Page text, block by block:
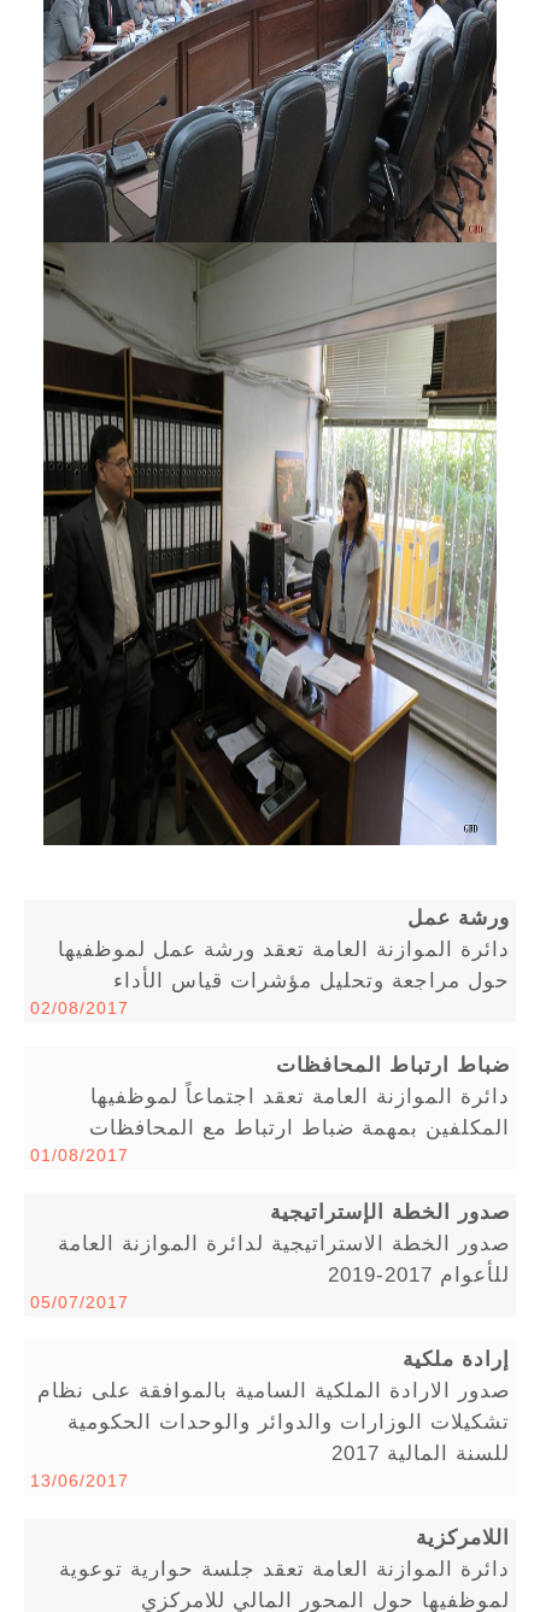
ورشة عمل
دائرة الموازنة العامة تعقد ورشة عمل لموظفيها
حول مراجعة وتحليل مؤشرات قياس الأداء
02/08/2017
ضباط ارتباط المحافظات
دائرة الموازنة العامة تعقد اجتماعاً لموظفيها
المكلفين بمهمة ضباط ارتباط مع المحافظات
01/08/2017
صدور الخطة الإستراتيجية
صدور الخطة الاستراتيجية لدائرة الموازنة العامة
للأعوام 2017-2019
05/07/2017
إرادة ملكية
صدور الارادة الملكية السامية بالموافقة على نظام
تشكيلات الوزارات والدوائر والوحدات الحكومية
للسنة المالية 2017
13/06/2017
اللامركزية
دائرة الموازنة العامة تعقد جلسة حوارية توعوية
لموظفيها حول المحور المالي للامركزي